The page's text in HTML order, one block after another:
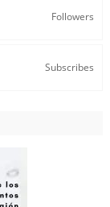
Followers
Subscribes